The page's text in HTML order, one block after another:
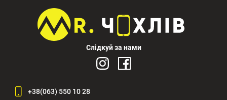
Слідкуй за нами
+38(063) 550 10 28